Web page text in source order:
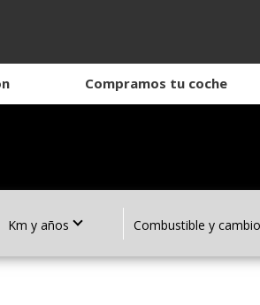
Compramos tu coche
Km y años Combustible y